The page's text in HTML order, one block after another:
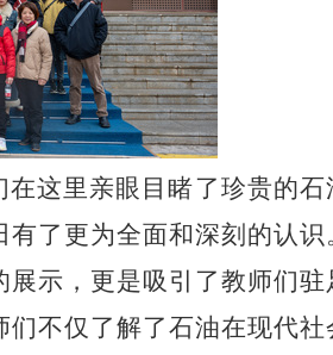
这里亲眼目睹了珍贵的石
了更为全面和深刻的认识
示，更是吸引了教师们驻
不仅了解了石油在现代社